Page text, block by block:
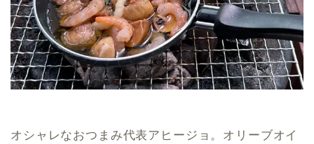
オシャレなおつまみ代表アヒージョ。オリーブオイ